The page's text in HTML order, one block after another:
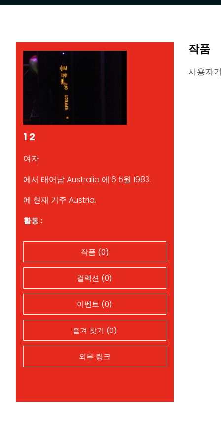
1 2
여자
에서 태어남 Australia 에 6 5월 1983.
에 현재 거주 Austria.
활동 :
작품 (0)
컬렉션 (0)
이벤트 (0)
즐겨 찾기 (0)
외부 링크
작품
사용자